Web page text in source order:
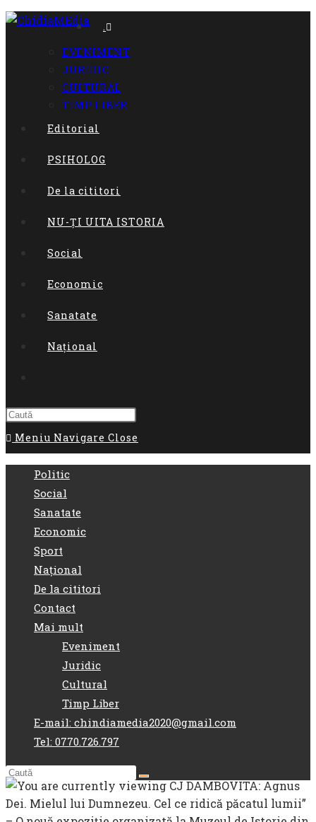
Skip
.
EVENIMENT
JURIDIC
CULTURAL
TIMP LIBER
Editorial
PSIHOLOG
De la cititori
NU-ȚI UITA ISTORIA
Social
Economic
Sanatate
Național
website
search
Meniu Navigare Close
Politic
Social
Sanatate
Economic
Sport
Național
De la cititori
Contact
Mai mult
Eveniment
Juridic
Cultural
Timp Liber
E-mail: chindiamedia2020@gmail.com
Tel: 0770.726.797